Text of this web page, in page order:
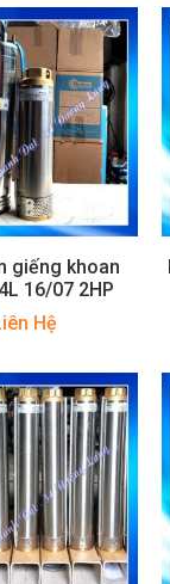
giếng khoan
16/07 2HP
Hệ